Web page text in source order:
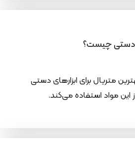
متریال برای ابزارهای دستی
مواد استفاده می‌کند.